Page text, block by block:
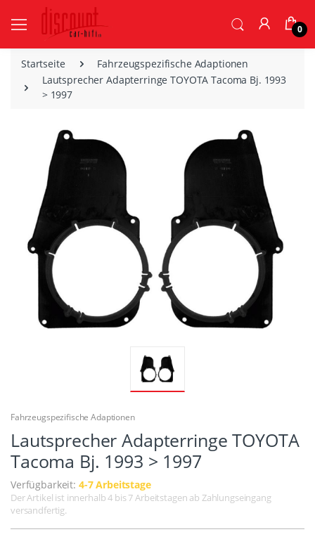
0
Startseite
Fahrzeugspezifische Adaptionen
Lautsprecher Adapterringe TOYOTA Tacoma Bj. 1993
> 1997
Fahrzeugspezifische Adaptionen
Lautsprecher Adapterringe TOYOTA
Tacoma Bj. 1993 > 1997
Verfügbarkeit: 4-7 Arbeitstage
Der Artikel ist innerhalb 4 bis 7 Arbeitstagen ab Zahlungseingang
versandfertig.